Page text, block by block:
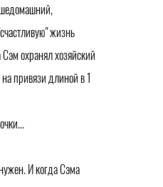
жизнь
охранял хозяйский
привязи длиной в 1
И когда Сэма